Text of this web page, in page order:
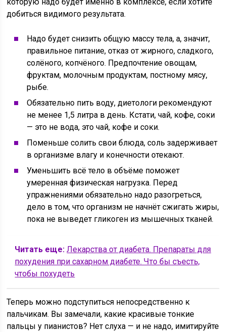
добиться видимого результата.
Надо будет снизить общую массу тела, а, значит,
правильное питание, отказ от жирного, сладкого,
солёного, копчёного. Предпочтение овощам,
фруктам, молочным продуктам, постному мясу,
рыбе.
Обязательно пить воду, диетологи рекомендуют
не менее 1,5 литра в день. Кстати, чай, кофе, соки
— это не вода, это чай, кофе и соки.
Поменьше солить свои блюда, соль задерживает
в организме влагу и конечности отекают.
Уменьшить всё тело в объёме поможет
умеренная физическая нагрузка. Перед
упражнениями обязательно надо разогреться,
дело в том, что организм не начнёт сжигать жиры,
пока не выведет гликоген из мышечных тканей.
Читать еще: Лекарства от диабета. Препараты для
похудения при сахарном диабете. Что бы съесть,
чтобы похудеть
Теперь можно подступиться непосредственно к
пальчикам. Вы замечали, какие красивые тонкие
пальцы у пианистов? Нет слуха — и не надо, имитируйте